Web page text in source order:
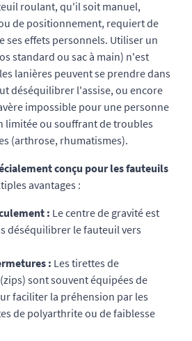
roulant, qu'il soit manuel,
de positionnement, requiert de
ses effets personnels. Utiliser un
standard ou sac à main) n'est
lanières peuvent se prendre dans
déséquilibrer l'assise, ou encore
impossible pour une personne
limitée ou souffrant de troubles
(arthrose, rhumatismes).
conçu pour les fauteuils
avantages :
: Le centre de gravité est
déséquilibrer le fauteuil vers
: Les tirettes de
sont souvent équipées de
faciliter la préhension par les
de polyarthrite ou de faiblesse